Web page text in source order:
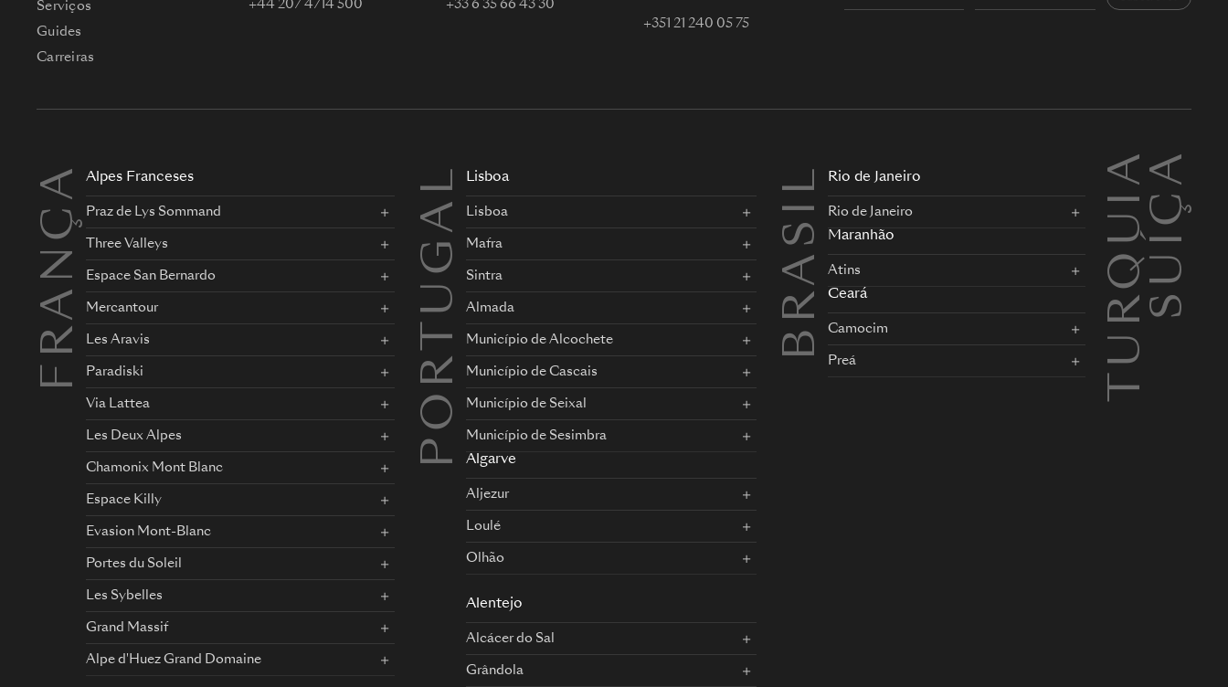
Serviços
Guides
Carreiras
+44 207 4714 500 +33 6 35 66 43 30
+351 21 240 05 75
FRANÇA Alpes Franceses
Praz de Lys Sommand
Three Valleys
Espace San Bernardo
Mercantour
Les Aravis
Paradiski
Via Lattea
Les Deux Alpes
Chamonix Mont Blanc
Espace Killy
Evasion Mont-Blanc
Portes du Soleil
Les Sybelles
Grand Massif
Alpe d'Huez Grand Domaine
PORTUGAL Lisboa
Lisboa
Mafra
Sintra
Almada
Município de Alcochete
Município de Cascais
Município de Seixal
Município de Sesimbra
Algarve
Aljezur
Loulé
Olhão
Alentejo
Alcácer do Sal
Grândola
BRASIL Rio de Janeiro
Rio de Janeiro
Maranhão
Atins
Ceará
Camocim
Preá TURQUIASUÍÇA